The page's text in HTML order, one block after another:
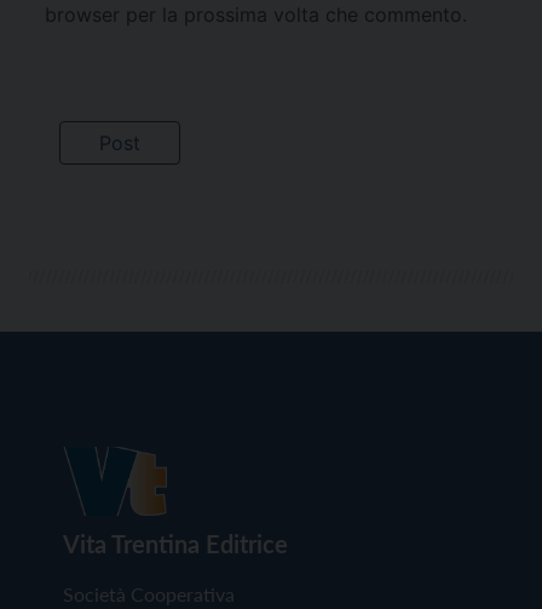
browser per la prossima volta che commento.
Vita Trentina Editrice
Società Cooperativa